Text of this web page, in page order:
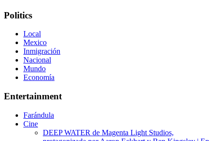
Politics
Local
Mexico
Inmigración
Nacional
Mundo
Economía
Entertainment
Farándula
Cine
DEEP WATER de Magenta Light Studios,